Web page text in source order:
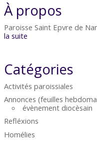
À propos
Paroisse Saint Epvre de
la suite
Catégories
Activités paroissiales
Annonces (feuilles
évènement diocèsain
Refléxions
Homélies